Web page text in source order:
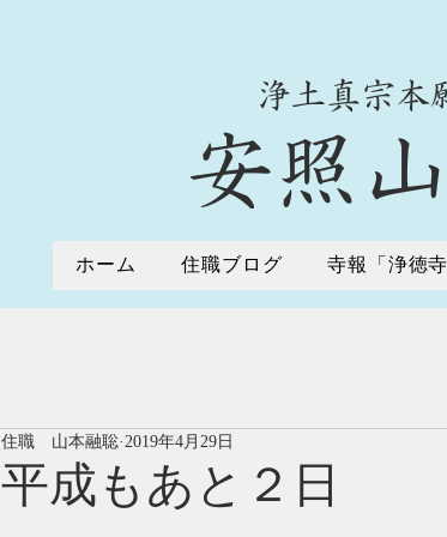
浄土真宗本
安照
ホーム 住職ブログ 寺報「浄徳寺
平成もあと２日
住職 山本融聡 2019年4月29日